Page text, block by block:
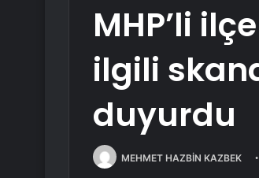
MHP’li
ilgili
duyurdu
MEHMET HAZBİN KAZBEK